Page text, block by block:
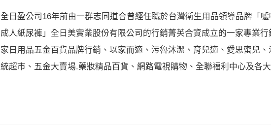
全日盈公司16年前由一群志同道合曾經任職於台灣衛生用品領導品牌「
成人紙尿褲」全日美實業股份有限公司的行銷菁英合資成立的一家專業
家日用品五金百貨品牌行銷、以家而適、污魯沐潔、育兒適、愛思蜜兒
統超市、五金大賣場.藥妝精品百貨、網路電視購物、全聯福利中心及各大